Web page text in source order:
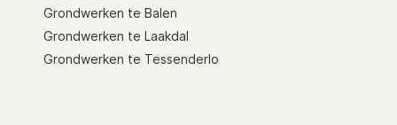
Grondwerken te Balen
Grondwerken te Laakdal
Grondwerken te Tessenderlo